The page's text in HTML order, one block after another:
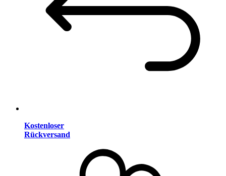
Kostenloser
Rückversand